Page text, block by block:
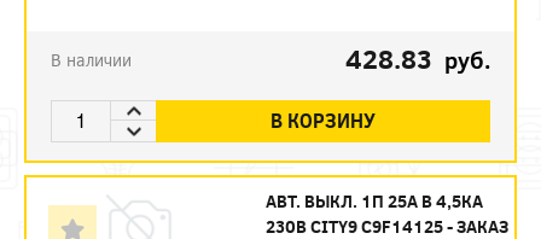
В наличии 428.83 руб.
В КОРЗИНУ
АВТ. ВЫКЛ. 1П 25А B 4,5КА
230В CITY9 C9F14125 - ЗАКАЗ